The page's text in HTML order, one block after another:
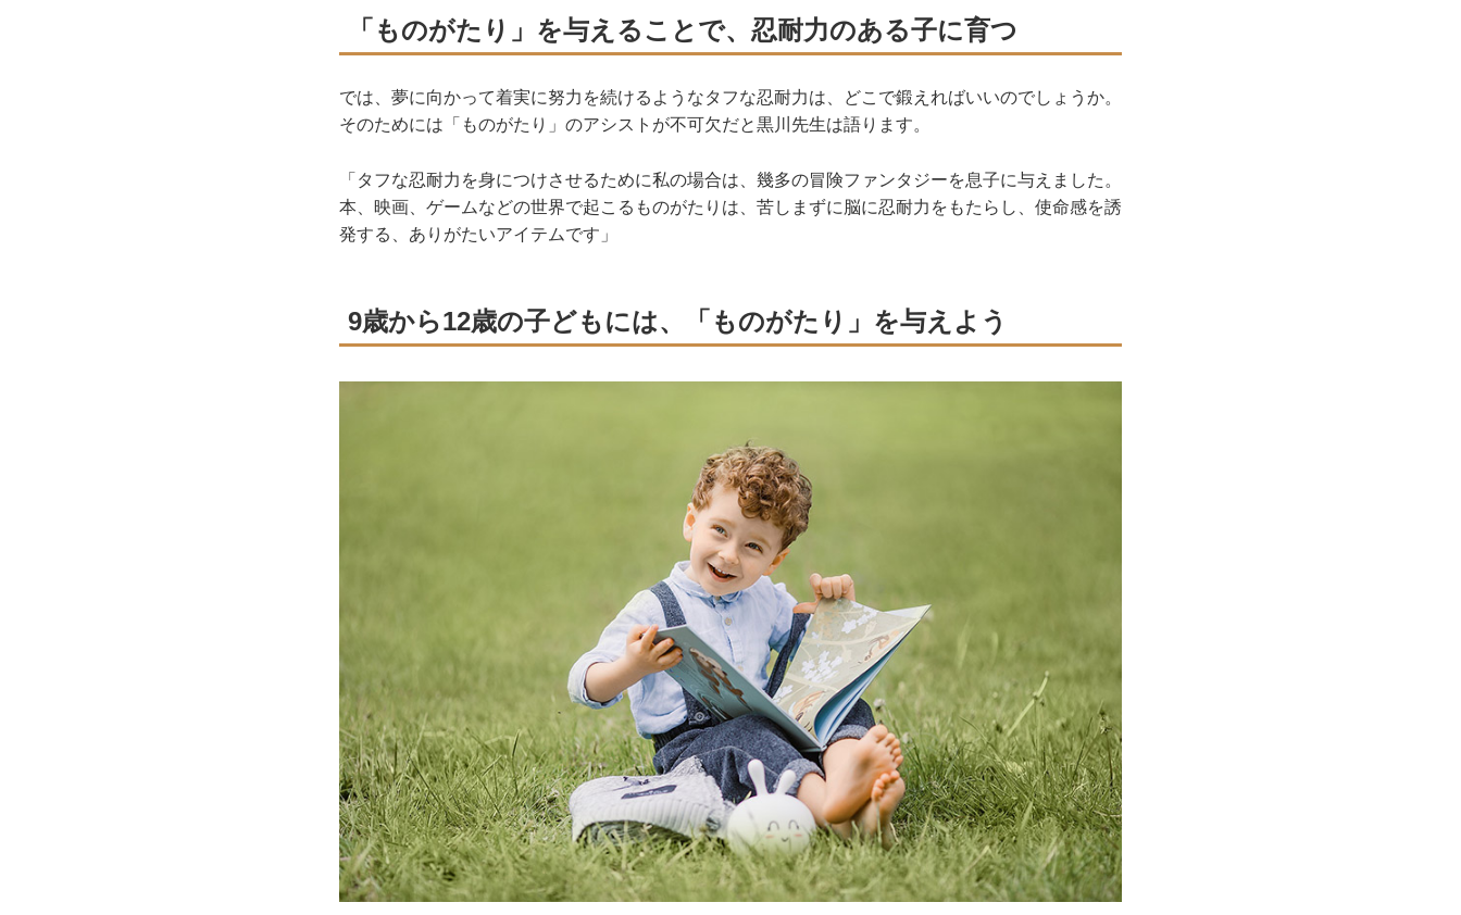
「ものがたり」を与えることで、忍耐力のある子に育つ
では、夢に向かって着実に努力を続けるようなタフな忍耐力は、どこで鍛えればいいのでしょうか。
そのためには「ものがたり」のアシストが不可欠だと黒川先生は語ります。
「タフな忍耐力を身につけさせるために私の場合は、幾多の冒険ファンタジーを息子に与えました。
本、映画、ゲームなどの世界で起こるものがたりは、苦しまずに脳に忍耐力をもたらし、使命感を誘
発する、ありがたいアイテムです」
9歳から12歳の子どもには、「ものがたり」を与えよう